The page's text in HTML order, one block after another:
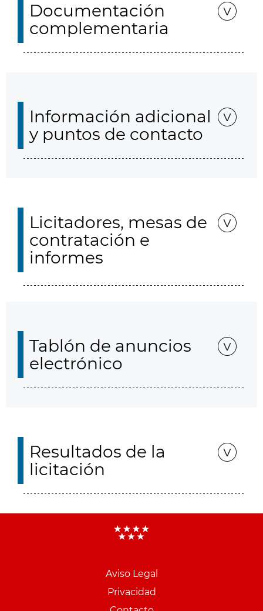
Documentación
complementaria
Información adicional
y puntos de contacto
Licitadores, mesas de
contratación e
informes
Tablón de anuncios
electrónico
Resultados de la
licitación
Aviso Legal
Privacidad